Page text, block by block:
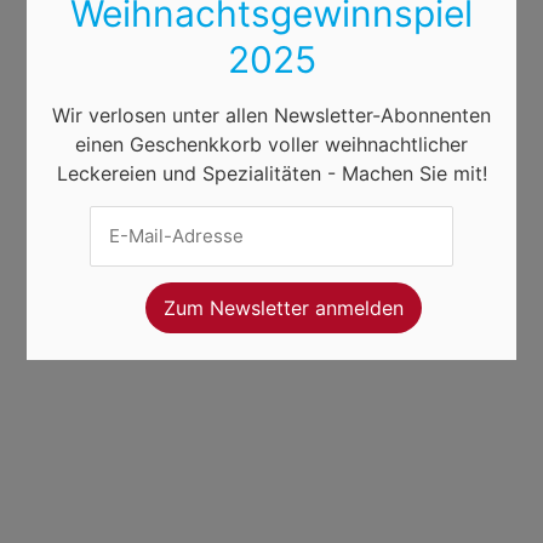
Weihnachtsgewinnspiel
2025
Wir verlosen unter allen Newsletter-Abonnenten
einen Geschenkkorb voller weihnachtlicher
Leckereien und Spezialitäten - Machen Sie mit!